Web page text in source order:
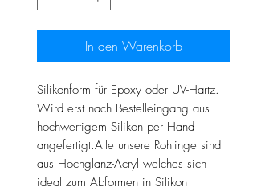
In den Warenkorb
Silikonform für Epoxy oder UV-Hartz.
Wird erst nach Bestelleingang aus
hochwertigem Silikon per Hand
angefertigt.Alle unsere Rohlinge sind
aus Hochglanz-Acryl welches sich
ideal zum Abformen in Silikon